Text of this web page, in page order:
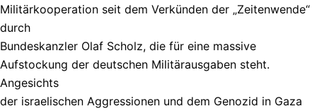
Militärkooperation seit dem Verkünden der „Zeitenwende“
durch
Bundeskanzler Olaf Scholz, die für eine massive
Aufstockung der deutschen Militärausgaben steht.
Angesichts
der israelischen Aggressionen und dem Genozid in Gaza